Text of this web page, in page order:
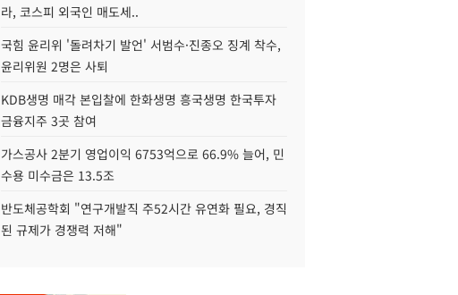
라, 코스피 외국인 매도세..
국힘 윤리위 '돌려차기 발언' 서범수·진종오 징계 착수,
윤리위원 2명은 사퇴
KDB생명 매각 본입찰에 한화생명 흥국생명 한국투자
금융지주 3곳 참여
가스공사 2분기 영업이익 6753억으로 66.9% 늘어, 민
수용 미수금은 13.5조
반도체공학회 "연구개발직 주52시간 유연화 필요, 경직
된 규제가 경쟁력 저해"